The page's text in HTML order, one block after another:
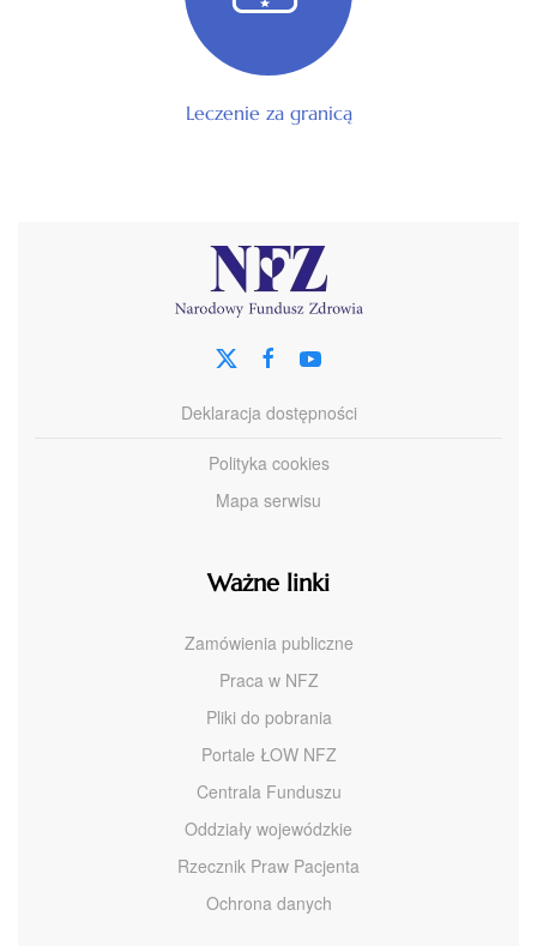
Leczenie za granicą
Deklaracja dostępności
Polityka cookies
Mapa serwisu
Ważne linki
Zamówienia publiczne
Praca w NFZ
Pliki do pobrania
Portale ŁOW NFZ
Centrala Funduszu
Oddziały wojewódzkie
Rzecznik Praw Pacjenta
Ochrona danych